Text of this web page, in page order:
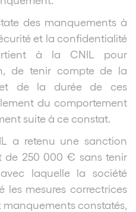
des manquements à
et la confidentialité
à la CNIL pour
de tenir compte de la
de la durée de ces
du comportement
suite à ce constat.
a retenu une sanction
de 250 000 € sans tenir
laquelle la société
les mesures correctrices
constatés,